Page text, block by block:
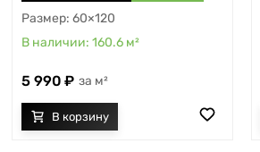
60×120
160.6 м²
5 990 м²